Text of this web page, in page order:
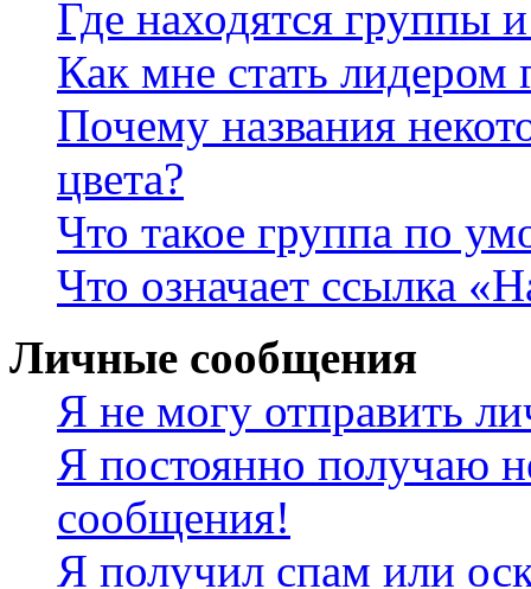
Где находятся группы
Как мне стать лидером
Почему названия
цвета?
Что такое группа по
Что означает ссылка
Личные сообщения
Я не могу отправить
Я постоянно получаю
сообщения!
Я получил спам или